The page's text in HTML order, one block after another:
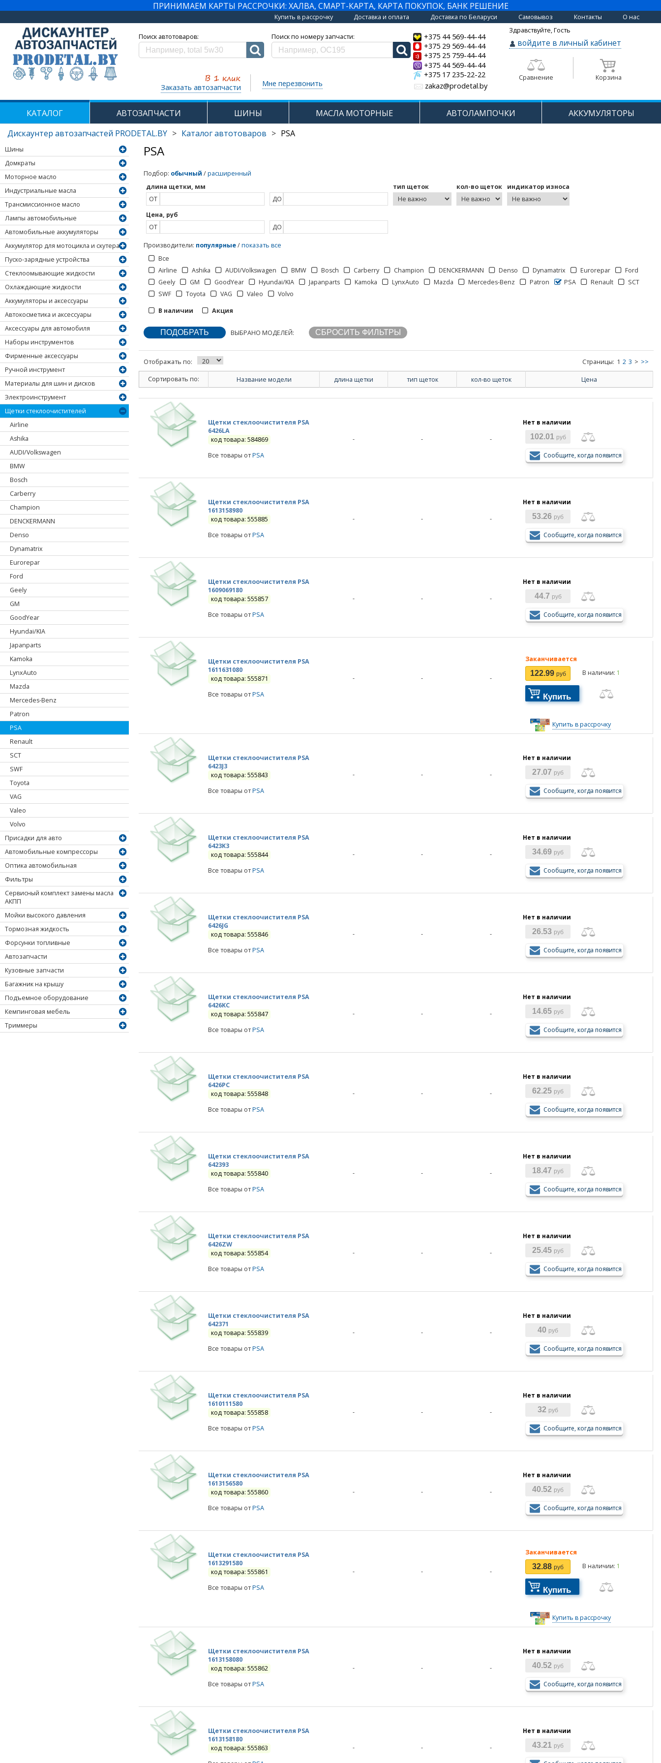
ПРИНИМАЕМ КАРТЫ РАССРОЧКИ: ХАЛВА, СМАРТ-КАРТА, КАРТА ПОКУПОК, БАНК РЕШЕНИЕ
Купить в рассрочку Доставка и оплата Доставка по Беларуси Самовывоз Контакты О нас
Поиск автотоваров: Поиск по номеру запчасти:
Заказать автозапчасти Мне перезвонить
+375 44 569-44-44
+375 29 569-44-44
+375 25 759-44-44
+375 44 569-44-44
+375 17 235-22-22
zakaz@prodetal.by
Здравствуйте, Гость
войдите в личный кабинет
Сравнение Корзина
КАТАЛОГ АВТОЗАПЧАСТИ ШИНЫ МАСЛА МОТОРНЫЕ АВТОЛАМПОЧКИ АККУМУЛЯТОРЫ
Дискаунтер автозапчастей PRODETAL.BY > Каталог автотоваров > PSA
Шины
Домкраты
Моторное масло
Индустриальные масла
Трансмиссионное масло
Лампы автомобильные
Автомобильные аккумуляторы
Аккумулятор для мотоцикла и скутера
Пуско-зарядные устройства
Стеклоомывающие жидкости
Охлаждающие жидкости
Аккумуляторы и аксессуары
Автокосметика и аксессуары
Аксессуары для автомобиля
Наборы инструментов
Фирменные аксессуары
Ручной инструмент
Материалы для шин и дисков
Электроинструмент
Щетки стеклоочистителей
Airline
Ashika
AUDI/Volkswagen
BMW
Bosch
Carberry
Champion
DENCKERMANN
Denso
Dynamatrix
Eurorepar
Ford
Geely
GM
GoodYear
Hyundai/KIA
Japanparts
Kamoka
LynxAuto
Mazda
Mercedes-Benz
Patron
PSA
Renault
SCT
SWF
Toyota
VAG
Valeo
Volvo
Присадки для авто
Автомобильные компрессоры
Оптика автомобильная
Фильтры
Сервисный комплект замены масла
АКПП
Мойки высокого давления
Тормозная жидкость
Форсунки топливные
Автозапчасти
Кузовные запчасти
Багажник на крышу
Подъемное оборудование
Кемпинговая мебель
Триммеры
PSA
Подбор: обычный /расширенный
длина щетки, мм
ОТ
ДО
тип щеток кол-во щеток индикатор износа
Цена, руб
ОТ
ДО
Производители: популярные/показать все
Все
Airline
Ashika AUDI/Volkswagen BMW Bosch Carberry Champion DENCKERMANN Denso Dynamatrix Eurorepar
Ford
Geely
GM GoodYear Hyundai/KIA Japanparts Kamoka LynxAuto Mazda Mercedes-Benz Patron PSA Renault
SCT
SWF
Toyota VAG Valeo
Volvo
В наличии
Акция
ВЫБРАНО МОДЕЛЕЙ:
Отображать по: Страницы: 1 2 3 > >>
Сортировать по: Название модели длина щетки тип щеток кол-во щеток Цена
Щетки стеклоочистителя PSA
6426LA
код товара: 584869
Все товары отPSA
- - -
Нет в наличии
102.01 руб
Сообщите, когда появится
Щетки стеклоочистителя PSA
1613158980
код товара: 555885
Все товары отPSA
- - -
Нет в наличии
53.26 руб
Сообщите, когда появится
Щетки стеклоочистителя PSA
1609069180
код товара: 555857
Все товары отPSA
- - -
Нет в наличии
44.7 руб
Сообщите, когда появится
Щетки стеклоочистителя PSA
1611631080
код товара: 555871
Все товары отPSA
- - -
Заканчивается
122.99 руб В наличии: 1
Купить
Купить в рассрочку
Щетки стеклоочистителя PSA
6423J3
код товара: 555843
Все товары отPSA
- - -
Нет в наличии
27.07 руб
Сообщите, когда появится
Щетки стеклоочистителя PSA
6423K3
код товара: 555844
Все товары отPSA
- - -
Нет в наличии
34.69 руб
Сообщите, когда появится
Щетки стеклоочистителя PSA
6426JG
код товара: 555846
Все товары отPSA
- - -
Нет в наличии
26.53 руб
Сообщите, когда появится
Щетки стеклоочистителя PSA
6426KC
код товара: 555847
Все товары отPSA
- - -
Нет в наличии
14.65 руб
Сообщите, когда появится
Щетки стеклоочистителя PSA
6426PC
код товара: 555848
Все товары отPSA
- - -
Нет в наличии
62.25 руб
Сообщите, когда появится
Щетки стеклоочистителя PSA
642393
код товара: 555840
Все товары отPSA
- - -
Нет в наличии
18.47 руб
Сообщите, когда появится
Щетки стеклоочистителя PSA
6426ZW
код товара: 555854
Все товары отPSA
- - -
Нет в наличии
25.45 руб
Сообщите, когда появится
Щетки стеклоочистителя PSA
642371
код товара: 555839
Все товары отPSA
- - -
Нет в наличии
40 руб
Сообщите, когда появится
Щетки стеклоочистителя PSA
1610111580
код товара: 555858
Все товары отPSA
- - -
Нет в наличии
32 руб
Сообщите, когда появится
Щетки стеклоочистителя PSA
1613156580
код товара: 555860
Все товары отPSA
- - -
Нет в наличии
40.52 руб
Сообщите, когда появится
Щетки стеклоочистителя PSA
1613291580
код товара: 555861
Все товары отPSA
- - -
Заканчивается
32.88 руб В наличии: 1
Купить
Купить в рассрочку
Щетки стеклоочистителя PSA
1613158080
код товара: 555862
Все товары отPSA
- - -
Нет в наличии
40.52 руб
Сообщите, когда появится
Щетки стеклоочистителя PSA
1613158180
код товара: 555863
- - -
Нет в наличии
43.21 руб